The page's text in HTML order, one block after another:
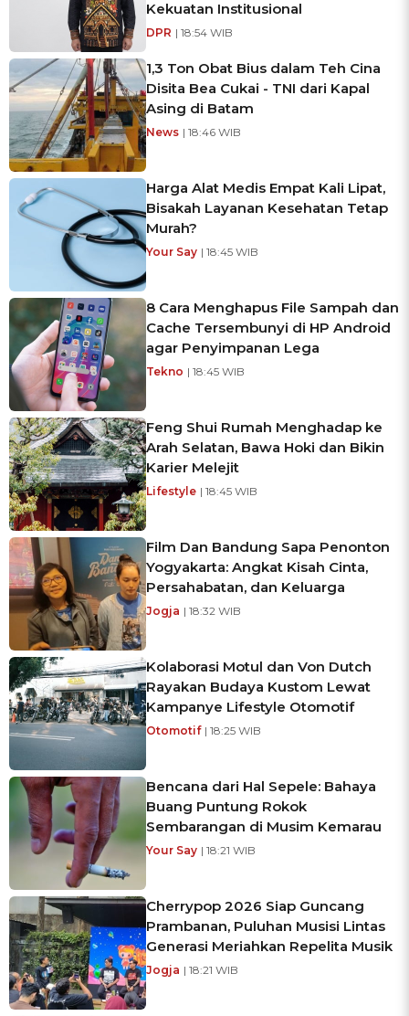
Kekuatan Institusional
DPR | 18:54 WIB
1,3 Ton Obat Bius dalam Teh Cina
Disita Bea Cukai - TNI dari Kapal
Asing di Batam
News | 18:46 WIB
Harga Alat Medis Empat Kali Lipat,
Bisakah Layanan Kesehatan Tetap
Murah?
Your Say | 18:45 WIB
8 Cara Menghapus File Sampah dan
Cache Tersembunyi di HP Android
agar Penyimpanan Lega
Tekno | 18:45 WIB
Feng Shui Rumah Menghadap ke
Arah Selatan, Bawa Hoki dan Bikin
Karier Melejit
Lifestyle | 18:45 WIB
Film Dan Bandung Sapa Penonton
Yogyakarta: Angkat Kisah Cinta,
Persahabatan, dan Keluarga
Jogja | 18:32 WIB
Kolaborasi Motul dan Von Dutch
Rayakan Budaya Kustom Lewat
Kampanye Lifestyle Otomotif
Otomotif | 18:25 WIB
Bencana dari Hal Sepele: Bahaya
Buang Puntung Rokok
Sembarangan di Musim Kemarau
Your Say | 18:21 WIB
Cherrypop 2026 Siap Guncang
Prambanan, Puluhan Musisi Lintas
Generasi Meriahkan Repelita Musik
Jogja | 18:21 WIB